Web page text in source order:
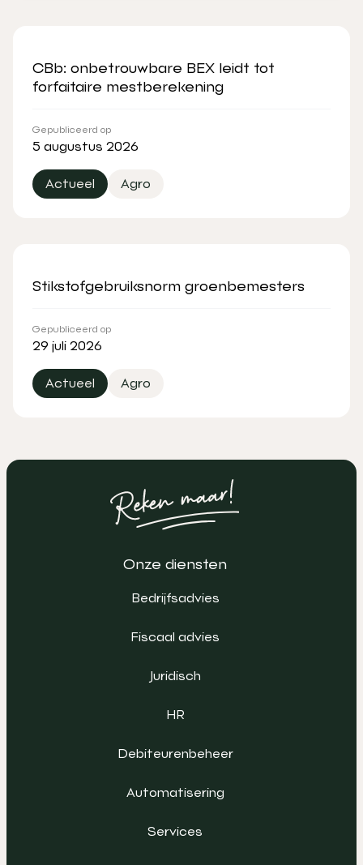
CBb: onbetrouwbare BEX leidt tot
forfaitaire mestberekening
Gepubliceerd op
5 augustus 2026
Actueel Agro
Stikstofgebruiksnorm groenbemesters
Gepubliceerd op
29 juli 2026
Actueel Agro
Onze diensten
Bedrijfsadvies
Fiscaal advies
Juridisch
HR
Debiteurenbeheer
Automatisering
Services